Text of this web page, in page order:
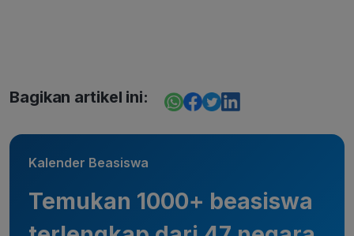
Bagikan artikel ini:
Kalender Beasiswa
Temukan 1000+ beasiswa